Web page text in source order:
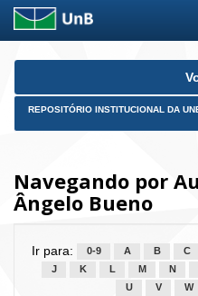
Skip
REPOSITÓRIO INSTITUCIONAL DA
Navegando por
Ângelo Bueno
Ir para: 0-9 A B C
J
K L M N
U
V W